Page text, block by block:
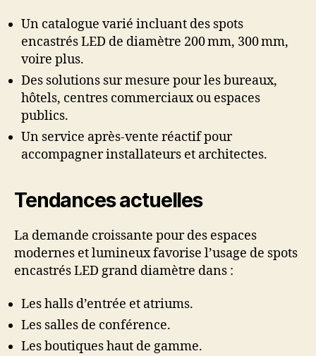
Un catalogue varié incluant des spots
encastrés LED de diamètre 200 mm, 300 mm,
voire plus.
Des solutions sur mesure pour les bureaux,
hôtels, centres commerciaux ou espaces
publics.
Un service après-vente réactif pour
accompagner installateurs et architectes.
Tendances actuelles
La demande croissante pour des espaces
modernes et lumineux favorise l’usage de spots
encastrés LED grand diamètre dans :
Les halls d’entrée et atriums.
Les salles de conférence.
Les boutiques haut de gamme.